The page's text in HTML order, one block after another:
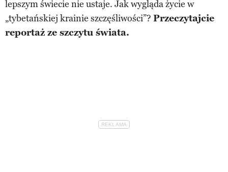
lepszym świecie nie ustaje. Jak wygląda życie w
„tybetańskiej krainie szczęśliwości”? Przeczytajcie
reportaż ze szczytu świata.